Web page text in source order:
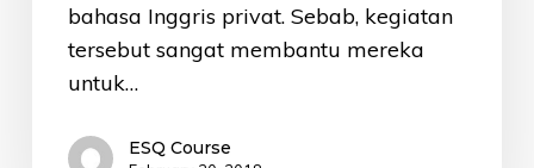
bahasa Inggris privat. Sebab, kegiatan
tersebut sangat membantu mereka
untuk…
ESQ Course